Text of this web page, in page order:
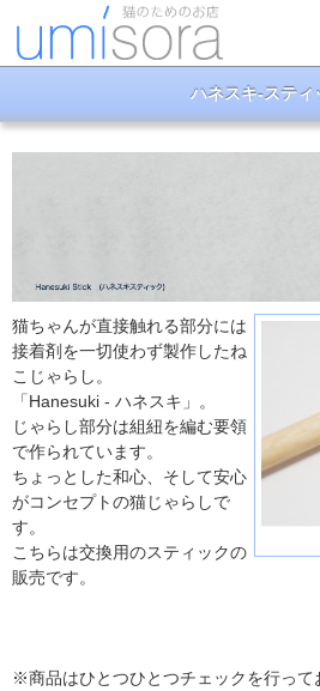
ハネスキ-スティ
猫ちゃんが直接触れる部分には
接着剤を一切使わず製作したね
こじゃらし。
「Hanesuki - ハネスキ」。
じゃらし部分は組紐を編む要領
で作られています。
ちょっとした和心、そして安心
がコンセプトの猫じゃらしで
す。
こちらは交換用のスティックの
販売です。
※商品はひとつひとつチェックを行って